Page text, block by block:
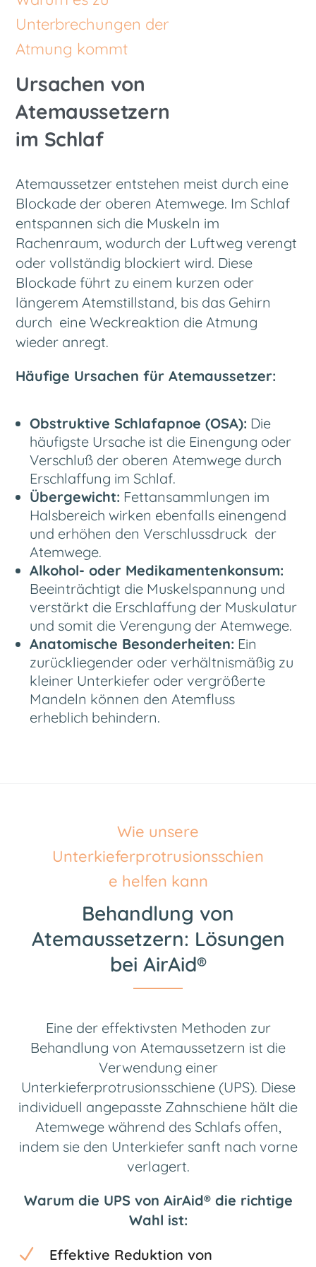
Unterbrechungen der
Atmung kommt
Ursachen von
Atemaussetzern
im Schlaf
Atemaussetzer entstehen meist durch eine
Blockade der oberen Atemwege. Im Schlaf
entspannen sich die Muskeln im
Rachenraum, wodurch der Luftweg verengt
oder vollständig blockiert wird. Diese
Blockade führt zu einem kurzen oder
längerem Atemstillstand, bis das Gehirn
durch eine Weckreaktion die Atmung
wieder anregt.
Häufige Ursachen für Atemaussetzer:
Obstruktive Schlafapnoe (OSA): Die
häufigste Ursache ist die Einengung oder
Verschluß der oberen Atemwege durch
Erschlaffung im Schlaf.
Übergewicht: Fettansammlungen im
Halsbereich wirken ebenfalls einengend
und erhöhen den Verschlussdruck der
Atemwege.
Alkohol- oder Medikamentenkonsum:
Beeinträchtigt die Muskelspannung und
verstärkt die Erschlaffung der Muskulatur
und somit die Verengung der Atemwege.
Anatomische Besonderheiten: Ein
zurückliegender oder verhältnismäßig zu
kleiner Unterkiefer oder vergrößerte
Mandeln können den Atemfluss
erheblich behindern.
Wie unsere
Unterkieferprotrusionsschien
e helfen kann
Behandlung von
Atemaussetzern: Lösungen
bei AirAid®
Eine der effektivsten Methoden zur
Behandlung von Atemaussetzern ist die
Verwendung einer
Unterkieferprotrusionsschiene (UPS). Diese
individuell angepasste Zahnschiene hält die
Atemwege während des Schlafs offen,
indem sie den Unterkiefer sanft nach vorne
verlagert.
Warum die UPS von AirAid® die richtige
Wahl ist:
N
Effektive Reduktion von